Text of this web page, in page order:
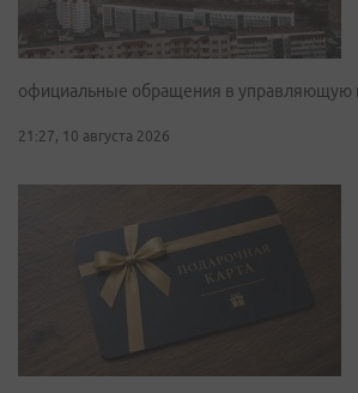
официальные обращения в управляющую
21:27, 10 августа 2026